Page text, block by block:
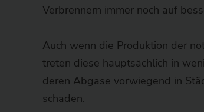
Verbrennern immer noch auf
Auch wenn die Produktion der
treten diese hauptsächlich in
deren Abgase vorwiegend in
schaden.